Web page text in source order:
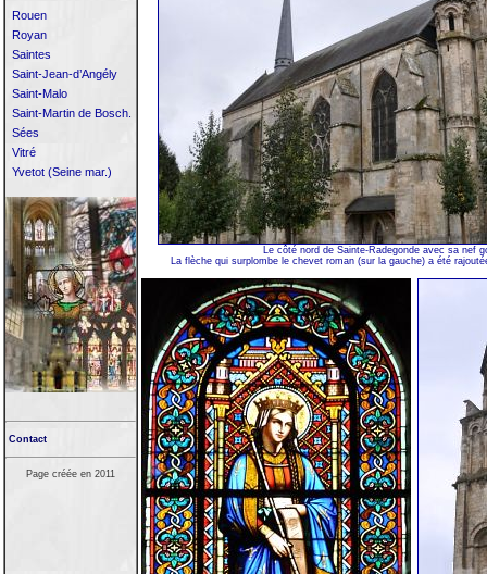
Rouen
Royan
Saintes
Saint-Jean-d’Angély
Saint-Malo
Saint-Martin de Bosch.
Sées
Vitré
Yvetot (Seine mar.)
Contact
Page créée en 2011
Le côté nord de Sainte-Radegonde avec sa nef
La flèche qui surplombe le chevet roman (sur la gauche) a été